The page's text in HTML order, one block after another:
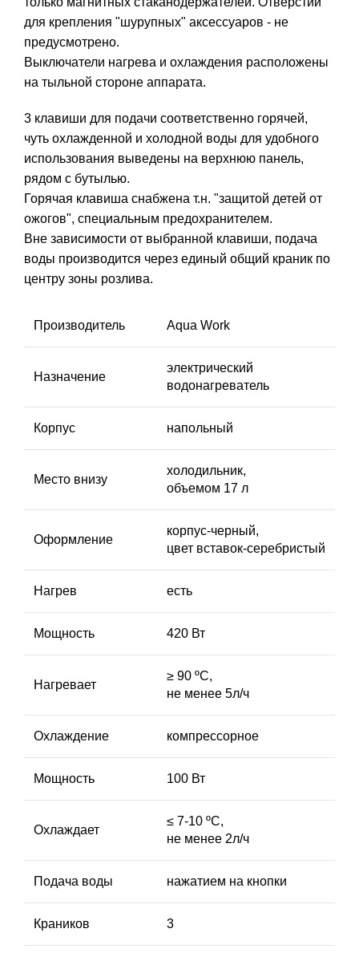
для крепления "шурупных" аксессуаров - не
предусмотрено.
Выключатели нагрева и охлаждения расположены
на тыльной стороне аппарата.
3 клавиши для подачи соответственно горячей,
чуть охлажденной и холодной воды для удобного
использования выведены на верхнюю панель,
рядом с бутылью.
Горячая клавиша снабжена т.н. "защитой детей от
ожогов", специальным предохранителем.
Вне зависимости от выбранной клавиши, подача
воды производится через единый общий краник по
центру зоны розлива.
Производитель Aqua Work
Назначение
электрический
водонагреватель
Корпус напольный
Место внизу
холодильник,
объемом 17 л
Оформление
корпус-черный,
цвет вставок-серебристый
Нагрев есть
Мощность 420 Вт
Нагревает
≥ 90 ºС,
не менее 5л/ч
Охлаждение компрессорное
Мощность 100 Вт
Охлаждает
≤ 7-10 ºС,
не менее 2л/ч
Подача воды нажатием на кнопки
Краников 3